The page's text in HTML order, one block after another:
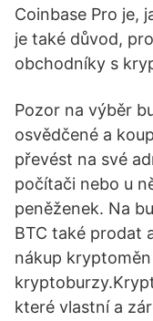
Coinbase Pro je,
je také důvod,
obchodníky s
Pozor na výběr
osvědčené a
převést na své
počítači nebo u
peněženek. Na
BTC také prodat
nákup
které vlastní a